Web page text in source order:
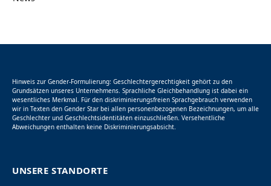
Hinweis zur Gender-Formulierung: Geschlechtergerechtigkeit gehört zu den
Grundsätzen unseres Unternehmens. Sprachliche Gleichbehandlung ist dabei ein
wesentliches Merkmal. Für den diskriminierungsfreien Sprachgebrauch verwenden
wir in Texten den Gender Star bei allen personenbezogenen Bezeichnungen, um alle
Geschlechter und Geschlechtsidentitäten einzuschließen. Versehentliche
Abweichungen enthalten keine Diskriminierungsabsicht.
UNSERE STANDORTE